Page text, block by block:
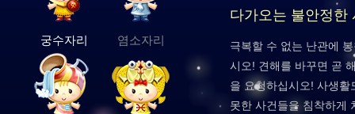
궁수자리 염소자리
다가오는 불안정한
극복할 수 없는 난관에
시오! 견해를 바꾸면 곧
을 요청하십시오! 사생
못한 사건들을 침착하게